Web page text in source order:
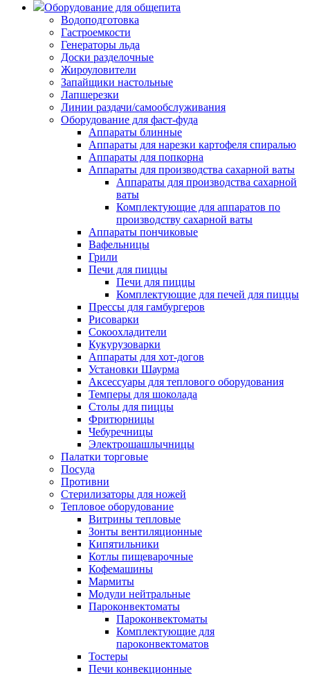
Оборудование для общепита
Водоподготовка
Гастроемкости
Генераторы льда
Доски разделочные
Жироуловители
Запайщики настольные
Лапшерезки
Линии раздачи/самообслуживания
Оборудование для фаст-фуда
Аппараты блинные
Аппараты для нарезки картофеля спиралью
Аппараты для попкорна
Аппараты для производства сахарной ваты
Аппараты для производства сахарной
ваты
Комплектующие для аппаратов по
производству сахарной ваты
Аппараты пончиковые
Вафельницы
Грили
Печи для пиццы
Печи для пиццы
Комплектующие для печей для пиццы
Прессы для гамбургеров
Рисоварки
Сокоохладители
Кукурузоварки
Аппараты для хот-догов
Установки Шаурма
Аксессуары для теплового оборудования
Темперы для шоколада
Столы для пиццы
Фритюрницы
Чебуречницы
Электрошашлычницы
Палатки торговые
Посуда
Противни
Стерилизаторы для ножей
Тепловое оборудование
Витрины тепловые
Зонты вентиляционные
Кипятильники
Котлы пищеварочные
Кофемашины
Мармиты
Модули нейтральные
Пароконвектоматы
Пароконвектоматы
Комплектующие для
пароконвектоматов
Тостеры
Печи конвекционные